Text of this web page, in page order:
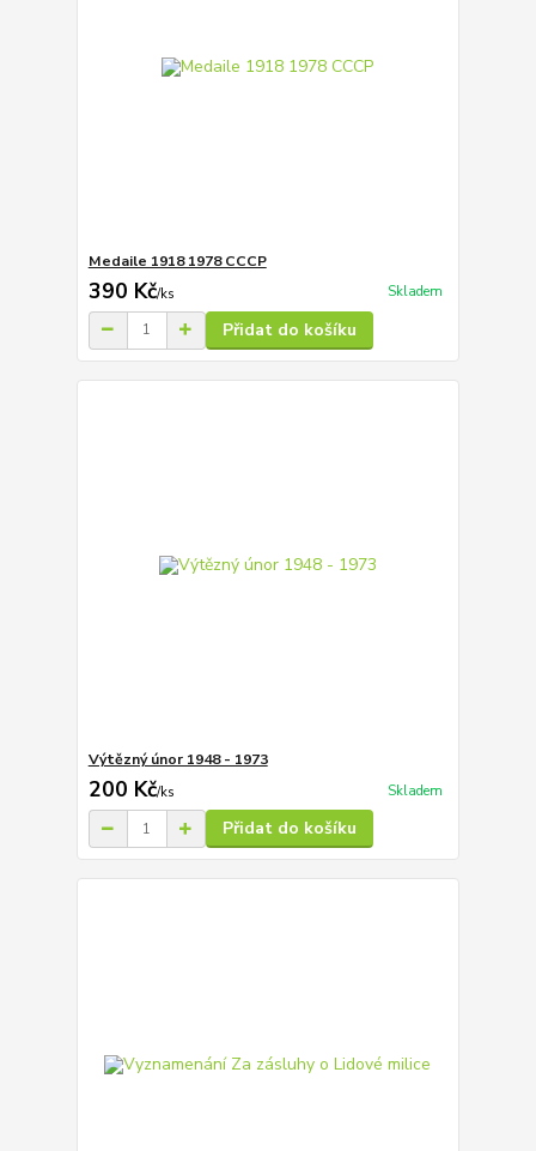
Medaile 1918 1978 CCCP
390 Kč/ks Skladem
Přidat do košíku
Výtězný únor 1948 - 1973
200 Kč/ks Skladem
Přidat do košíku